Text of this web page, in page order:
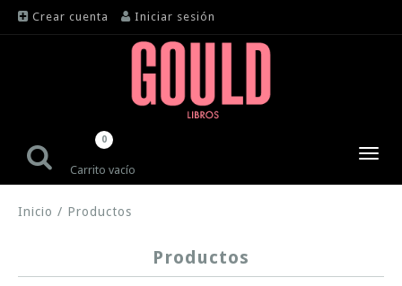
Crear cuenta Iniciar sesión
Carrito vacío
0
Inicio / Productos
Productos